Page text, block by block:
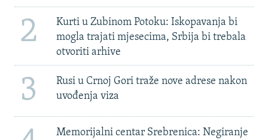
2
Kurti u Zubinom Potoku: Iskopavanja bi
mogla trajati mjesecima, Srbija bi trebala
otvoriti arhive
3
Rusi u Crnoj Gori traže nove adrese nakon
uvođenja viza
Memorijalni centar Srebrenica: Negiranje